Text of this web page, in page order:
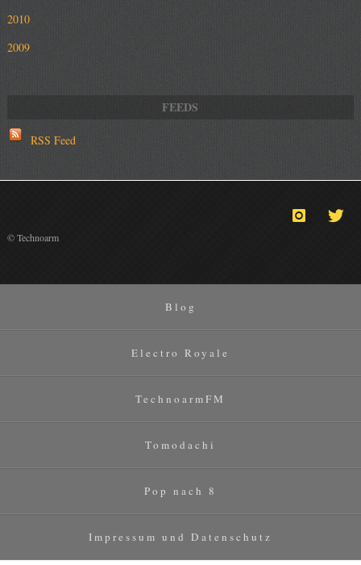
2010
2009
RSS Feed
© Technoarm
Blog
Electro Royale
TechnoarmFM
Tomodachi
Pop nach 8
Impressum und Datenschutz